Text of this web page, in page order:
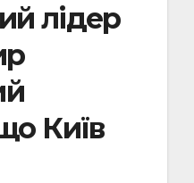
лідер
Київ